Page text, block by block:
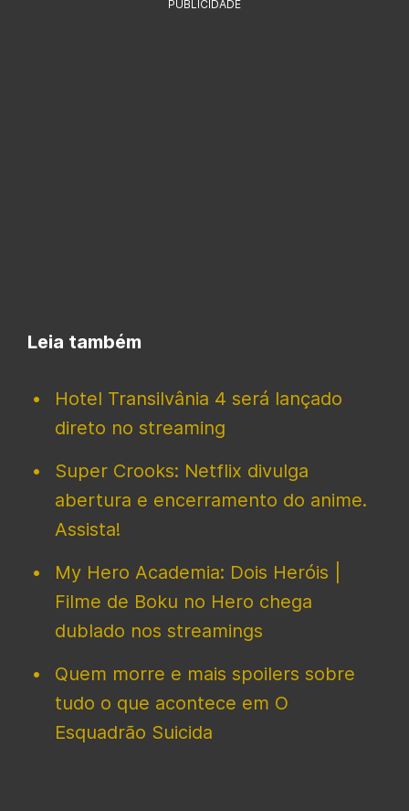
PUBLICIDADE
Leia também
Hotel Transilvânia 4 será lançado
direto no streaming
Super Crooks: Netflix divulga
abertura e encerramento do anime.
Assista!
My Hero Academia: Dois Heróis |
Filme de Boku no Hero chega
dublado nos streamings
Quem morre e mais spoilers sobre
tudo o que acontece em O
Esquadrão Suicida